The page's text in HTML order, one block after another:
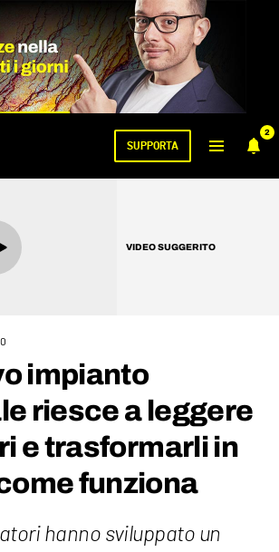
2
SUPPORTA
VIDEO SUGGERITO
impianto
riesce a leggere
e trasformarli in
funziona
hanno sviluppato un